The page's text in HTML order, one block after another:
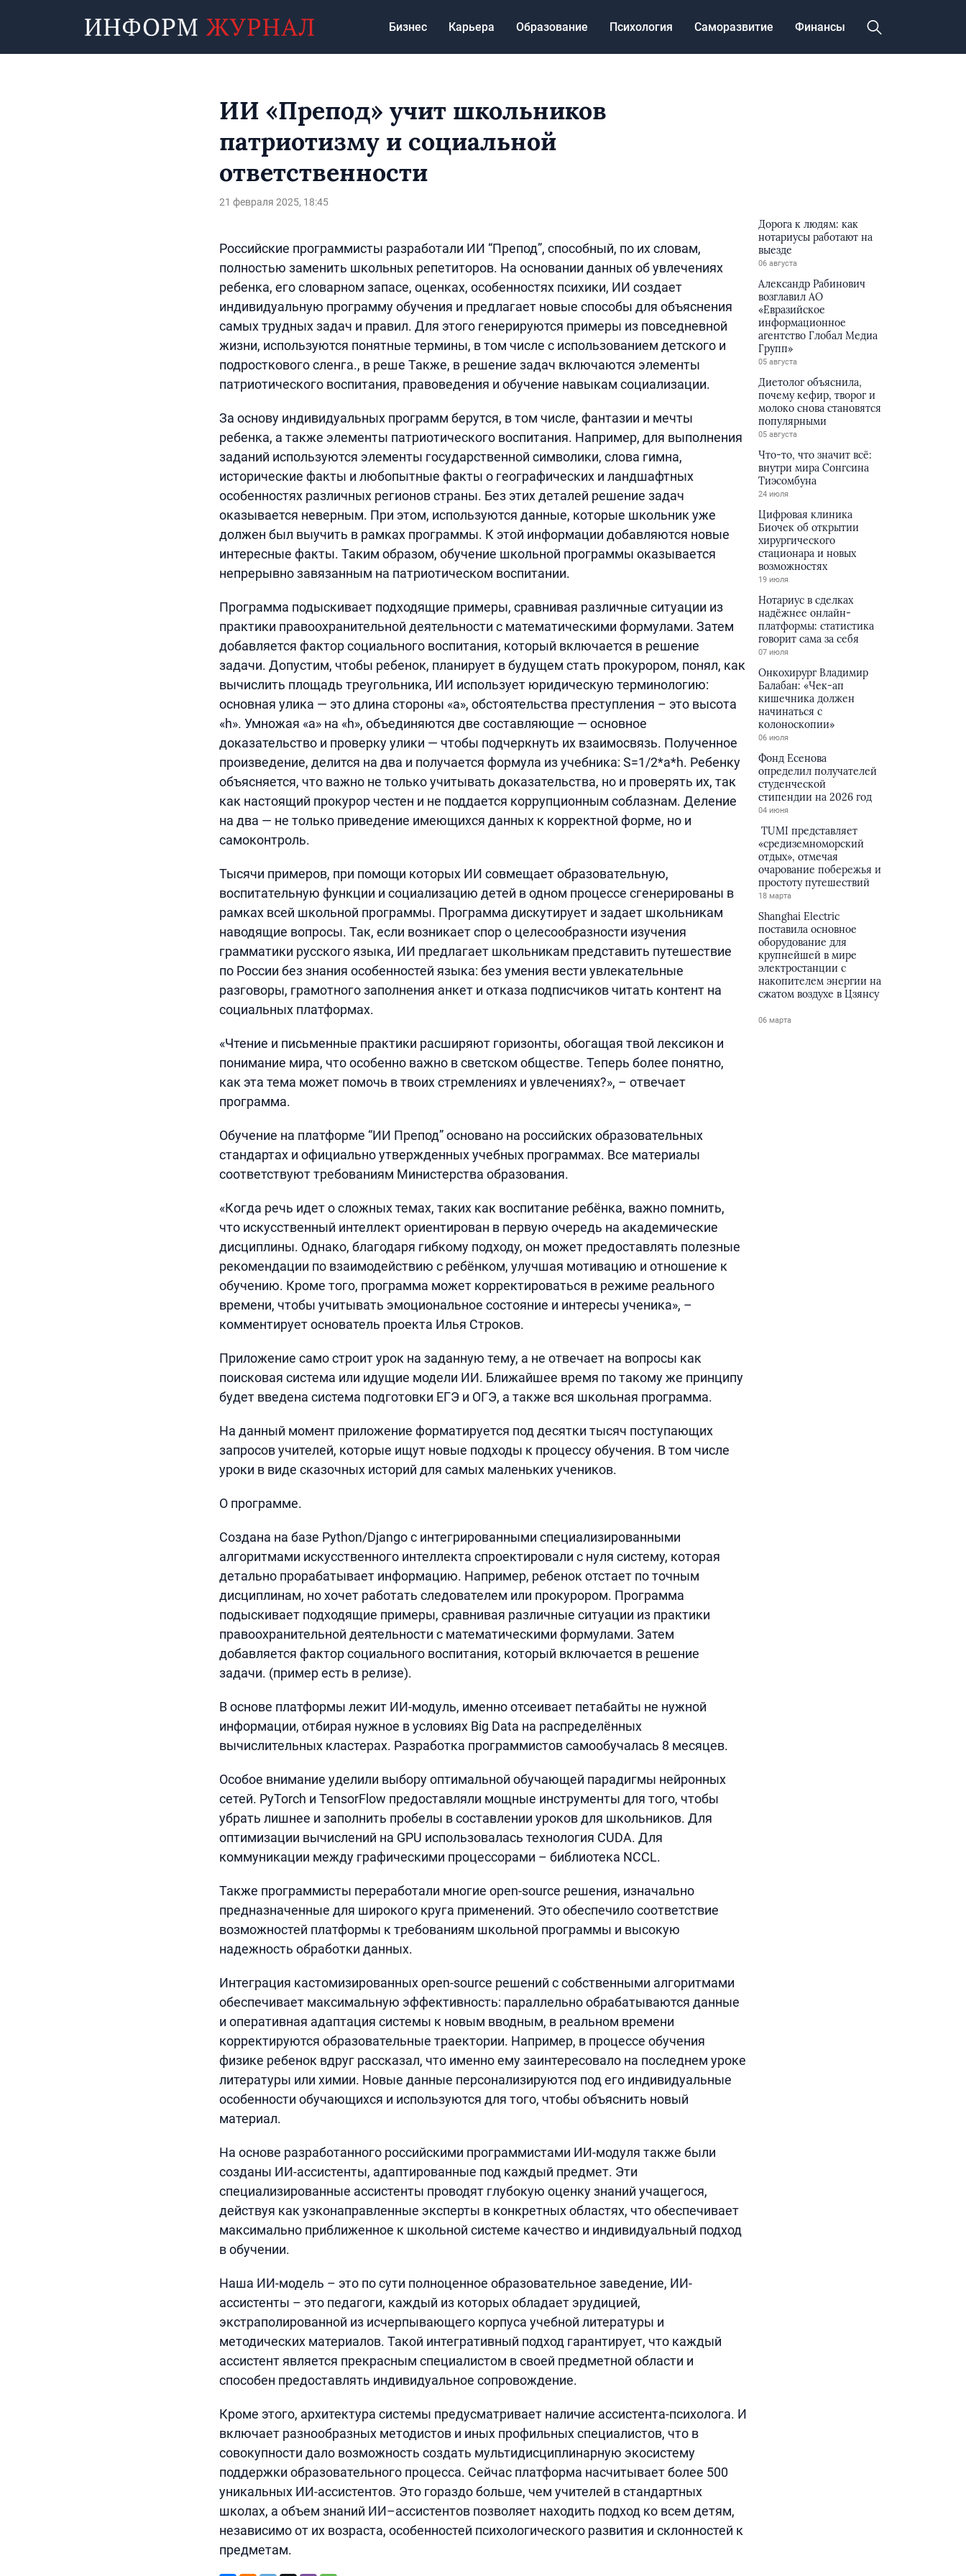
Бизнес Карьера Образование Психология Саморазвитие Финансы
ИИ «Препод» учит школьников
патриотизму и социальной
ответственности
21 февраля 2025, 18:45
Российские программисты разработали ИИ “Препод”, способный, по их словам,
полностью заменить школьных репетиторов. На основании данных об увлечениях
ребенка, его словарном запасе, оценках, особенностях психики, ИИ создает
индивидуальную программу обучения и предлагает новые способы для объяснения
самых трудных задач и правил. Для этого генерируются примеры из повседневной
жизни, используются понятные термины, в том числе с использованием детского и
подросткового сленга., в реше Также, в решение задач включаются элементы
патриотического воспитания, правоведения и обучение навыкам социализации.
За основу индивидуальных программ берутся, в том числе, фантазии и мечты
ребенка, а также элементы патриотического воспитания. Например, для выполнения
заданий используются элементы государственной символики, слова гимна,
исторические факты и любопытные факты о географических и ландшафтных
особенностях различных регионов страны. Без этих деталей решение задач
оказывается неверным. При этом, используются данные, которые школьник уже
должен был выучить в рамках программы. К этой информации добавляются новые
интересные факты. Таким образом, обучение школьной программы оказывается
непрерывно завязанным на патриотическом воспитании.
Программа подыскивает подходящие примеры, сравнивая различные ситуации из
практики правоохранительной деятельности с математическими формулами. Затем
добавляется фактор социального воспитания, который включается в решение
задачи. Допустим, чтобы ребенок, планирует в будущем стать прокурором, понял, как
вычислить площадь треугольника, ИИ использует юридическую терминологию:
основная улика — это длина стороны «a», обстоятельства преступления – это высота
«h». Умножая «a» на «h», объединяются две составляющие — основное
доказательство и проверку улики — чтобы подчеркнуть их взаимосвязь. Полученное
произведение, делится на два и получается формула из учебника: S=1/2*a*h. Ребенку
объясняется, что важно не только учитывать доказательства, но и проверять их, так
как настоящий прокурор честен и не поддается коррупционным соблазнам. Деление
на два — не только приведение имеющихся данных к корректной форме, но и
самоконтроль.
Тысячи примеров, при помощи которых ИИ совмещает образовательную,
воспитательную функции и социализацию детей в одном процессе сгенерированы в
рамках всей школьной программы. Программа дискутирует и задает школьникам
наводящие вопросы. Так, если возникает спор о целесообразности изучения
грамматики русского языка, ИИ предлагает школьникам представить путешествие
по России без знания особенностей языка: без умения вести увлекательные
разговоры, грамотного заполнения анкет и отказа подписчиков читать контент на
социальных платформах.
«Чтение и письменные практики расширяют горизонты, обогащая твой лексикон и
понимание мира, что особенно важно в светском обществе. Теперь более понятно,
как эта тема может помочь в твоих стремлениях и увлечениях?», – отвечает
программа.
Обучение на платформе “ИИ Препод” основано на российских образовательных
стандартах и официально утвержденных учебных программах. Все материалы
соответствуют требованиям Министерства образования.
«Когда речь идет о сложных темах, таких как воспитание ребёнка, важно помнить,
что искусственный интеллект ориентирован в первую очередь на академические
дисциплины. Однако, благодаря гибкому подходу, он может предоставлять полезные
рекомендации по взаимодействию с ребёнком, улучшая мотивацию и отношение к
обучению. Кроме того, программа может корректироваться в режиме реального
времени, чтобы учитывать эмоциональное состояние и интересы ученика», –
комментирует основатель проекта Илья Строков.
Приложение само строит урок на заданную тему, а не отвечает на вопросы как
поисковая система или идущие модели ИИ. Ближайшее время по такому же принципу
будет введена система подготовки ЕГЭ и ОГЭ, а также вся школьная программа.
На данный момент приложение форматируется под десятки тысяч поступающих
запросов учителей, которые ищут новые подходы к процессу обучения. В том числе
уроки в виде сказочных историй для самых маленьких учеников.
О программе.
Создана на базе Python/Django с интегрированными специализированными
алгоритмами искусственного интеллекта спроектировали с нуля систему, которая
детально прорабатывает информацию. Например, ребенок отстает по точным
дисциплинам, но хочет работать следователем или прокурором. Программа
подыскивает подходящие примеры, сравнивая различные ситуации из практики
правоохранительной деятельности с математическими формулами. Затем
добавляется фактор социального воспитания, который включается в решение
задачи. (пример есть в релизе).
В основе платформы лежит ИИ-модуль, именно отсеивает петабайты не нужной
информации, отбирая нужное в условиях Big Data на распределённых
вычислительных кластерах. Разработка программистов самообучалась 8 месяцев.
Особое внимание уделили выбору оптимальной обучающей парадигмы нейронных
сетей. PyTorch и TensorFlow предоставляли мощные инструменты для того, чтобы
убрать лишнее и заполнить пробелы в составлении уроков для школьников. Для
оптимизации вычислений на GPU использовалась технология CUDA. Для
коммуникации между графическими процессорами – библиотека NCCL.
Также программисты переработали многие open-source решения, изначально
предназначенные для широкого круга применений. Это обеспечило соответствие
возможностей платформы к требованиям школьной программы и высокую
надежность обработки данных.
Интеграция кастомизированных open-source решений с собственными алгоритмами
обеспечивает максимальную эффективность: параллельно обрабатываются данные
и оперативная адаптация системы к новым вводным, в реальном времени
корректируются образовательные траектории. Например, в процессе обучения
физике ребенок вдруг рассказал, что именно ему заинтересовало на последнем уроке
литературы или химии. Новые данные персонализируются под его индивидуальные
особенности обучающихся и используются для того, чтобы объяснить новый
материал.
На основе разработанного российскими программистами ИИ-модуля также были
созданы ИИ-ассистенты, адаптированные под каждый предмет. Эти
специализированные ассистенты проводят глубокую оценку знаний учащегося,
действуя как узконаправленные эксперты в конкретных областях, что обеспечивает
максимально приближенное к школьной системе качество и индивидуальный подход
в обучении.
Наша ИИ-модель – это по сути полноценное образовательное заведение, ИИ-
ассистенты – это педагоги, каждый из которых обладает эрудицией,
экстраполированной из исчерпывающего корпуса учебной литературы и
методических материалов. Такой интегративный подход гарантирует, что каждый
ассистент является прекрасным специалистом в своей предметной области и
способен предоставлять индивидуальное сопровождение.
Кроме этого, архитектура системы предусматривает наличие ассистента-психолога. И
включает разнообразных методистов и иных профильных специалистов, что в
совокупности дало возможность создать мультидисциплинарную экосистему
поддержки образовательного процесса. Сейчас платформа насчитывает более 500
уникальных ИИ-ассистентов. Это гораздо больше, чем учителей в стандартных
школах, а объем знаний ИИ–ассистентов позволяет находить подход ко всем детям,
независимо от их возраста, особенностей психологического развития и склонностей к
предметам.
Дорога к людям: как
нотариусы работают на
выезде
06 августа
Александр Рабинович
возглавил АО
«Евразийское
информационное
агентство Глобал Медиа
Групп»
05 августа
Диетолог объяснила,
почему кефир, творог и
молоко снова становятся
популярными
05 августа
Что-то, что значит всё:
внутри мира Сонгсина
Тиэсомбуна
24 июля
Цифровая клиника
Биочек об открытии
хирургического
стационара и новых
возможностях
19 июля
Нотариус в сделках
надёжнее онлайн-
платформы: статистика
говорит сама за себя
07 июля
Онкохирург Владимир
Балабан: «Чек-ап
кишечника должен
начинаться с
колоноскопии»
06 июля
Фонд Есенова
определил получателей
студенческой
стипендии на 2026 год
04 июня
TUMI представляет
«средиземноморский
отдых», отмечая
очарование побережья и
простоту путешествий
18 марта
Shanghai Electric
поставила основное
оборудование для
крупнейшей в мире
электростанции с
накопителем энергии на
сжатом воздухе в Цзянсу
06 марта